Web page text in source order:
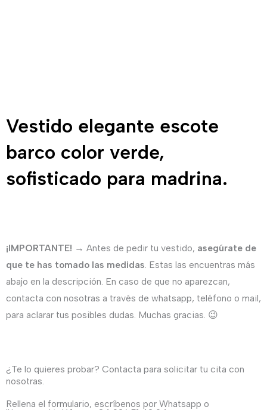
Vestido elegante escote
barco color verde,
sofisticado para madrina.
¡IMPORTANTE! → Antes de pedir tu vestido, asegúrate de
que te has tomado las medidas. Estas las encuentras más
abajo en la descripción. En caso de que no aparezcan,
contacta con nosotras a través de whatsapp, teléfono o mail,
para aclarar tus posibles dudas. Muchas gracias. 😉
¿Te lo quieres probar? Contacta para solicitar tu cita con
nosotras.
Rellena el formulario, escríbenos por Whatsapp o